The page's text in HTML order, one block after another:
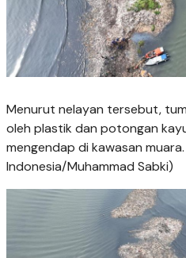
Menurut nelayan tersebut,
oleh plastik dan potongan
mengendap di kawasan muara.
Indonesia/Muhammad Sabki)